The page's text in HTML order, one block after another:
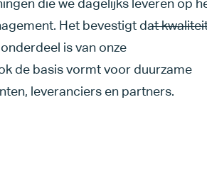
die we dagelijks leveren op
Het bevestigt dat
is van onze
de basis vormt voor duurzame
leveranciers en partners.